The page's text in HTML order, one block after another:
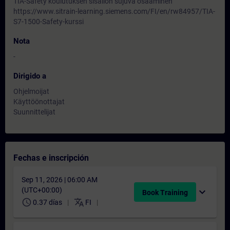
https://www.sitrain-learning.siemens.com/FI/en/rw84957/TIA-
S7-1500-Safety-kurssi
Nota
-
Dirigido a
Ohjelmoijat
Käyttöönottajat
Suunnittelijat
Fechas e inscripción
Sep 11, 2026 | 06:00 AM
(UTC+00:00)
schedule 0.37 días translate FI
Book Training expand_more